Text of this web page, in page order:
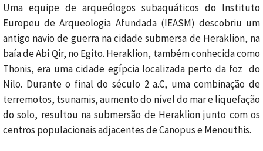
Uma equipe de arqueólogos subaquáticos do Instituto
Europeu de Arqueologia Afundada (IEASM) descobriu um
antigo navio de guerra na cidade submersa de Heraklion, na
baía de Abi Qir, no Egito. Heraklion, também conhecida como
Thonis, era uma cidade egípcia localizada perto da foz do
Nilo. Durante o final do século 2 a.C, uma combinação de
terremotos, tsunamis, aumento do nível do mar e liquefação
do solo, resultou na submersão de Heraklion junto com os
centros populacionais adjacentes de Canopus e Menouthis.